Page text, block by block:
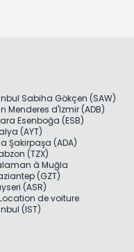
Sabiha Gökçen (SAW)
Menderes d'Izmir (ADB)
Esenboğa (ESB)
(AYT)
Şakirpaşa (ADA)
(TZX)
à Muğla
(GZT)
(ASR)
de voiture
(IST)